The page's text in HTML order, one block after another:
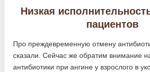
Низкая
пациентов
Про преждевременную отмену
сказали. Сейчас же обратим внимание
антибиотики при ангине у взрослого в